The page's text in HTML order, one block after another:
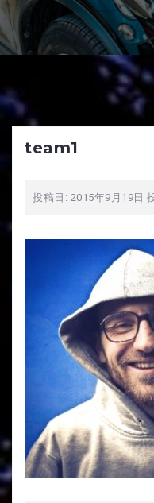
team1
投稿日: 2015年9月19日